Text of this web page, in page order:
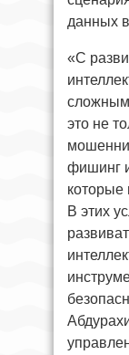
данных
«С
это не
фишинг
которые
В этих